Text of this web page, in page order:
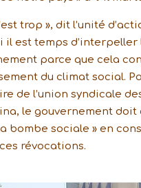
trop », dit l’unité
il est temps d’interpeller
parce que cela
du climat social.
de l’union syndicale
le gouvernement doit
bombe sociale » en
révocations.